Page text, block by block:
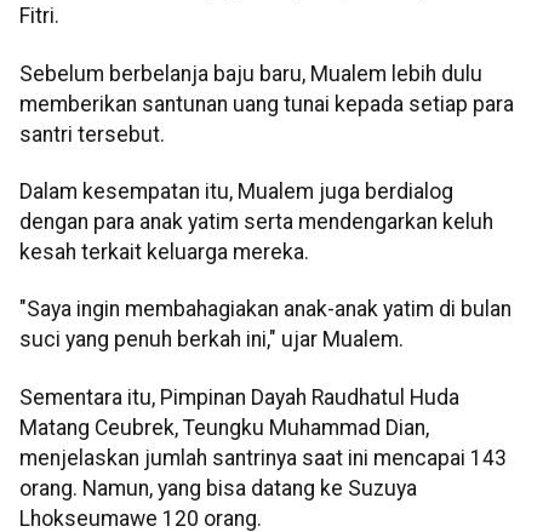
Fitri.
Sebelum berbelanja baju baru, Mualem lebih dulu
memberikan santunan uang tunai kepada setiap para
santri tersebut.
Dalam kesempatan itu, Mualem juga berdialog
dengan para anak yatim serta mendengarkan keluh
kesah terkait keluarga mereka.
"Saya ingin membahagiakan anak-anak yatim di bulan
suci yang penuh berkah ini," ujar Mualem.
Sementara itu, Pimpinan Dayah Raudhatul Huda
Matang Ceubrek, Teungku Muhammad Dian,
menjelaskan jumlah santrinya saat ini mencapai 143
orang. Namun, yang bisa datang ke Suzuya
Lhokseumawe 120 orang.